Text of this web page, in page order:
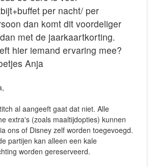
per nacht/ per
dan komt dit voordeliger
met de jaarkaartkorting.
hier iemand ervaring mee?
Anja
al aangeeft gaat dat niet. Alle
extra's (zoals maaltijdopties) kunnen
ons of Disney zelf worden toegevoegd.
partijen kan alleen een kale
worden gereserveerd.